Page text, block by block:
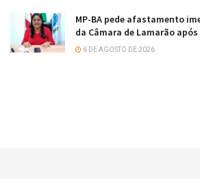
MP-BA pede afastamento
da Câmara de Lamarão
6 DE AGOSTO DE 2026